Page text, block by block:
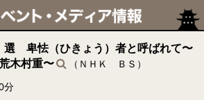
卑怯（ひきょう）者と呼ばれて〜
木村重〜
（ＮＨＫ ＢＳ）
分